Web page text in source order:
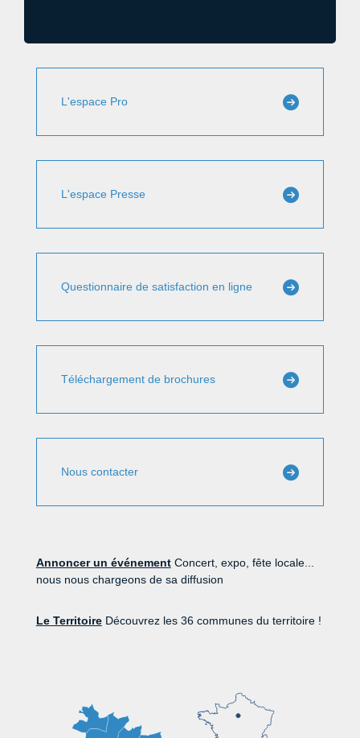
L'espace Pro
L'espace Presse
Questionnaire de satisfaction en ligne
Téléchargement de brochures
Nous contacter
Annoncer un événementConcert, expo, fête locale...
nous nous chargeons de sa diffusion
Le TerritoireDécouvrez les 36 communes du territoire !